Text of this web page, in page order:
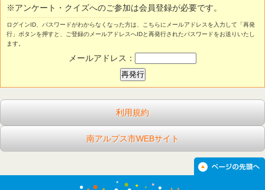
※アンケート・クイズへのご参加は会員登録が必要です。
ログインID、パスワードがわからなくなった方は、こちらにメールアドレスを入力して「再発
行」ボタンを押すと、ご登録のメールアドレスへIDと再発行されたパスワードをお送りいたし
ます。
メールアドレス：
利用規約
南アルプス市WEBサイト